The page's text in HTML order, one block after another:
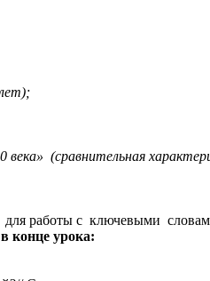
века» (сравнительная
работы с ключевыми
конце урока: